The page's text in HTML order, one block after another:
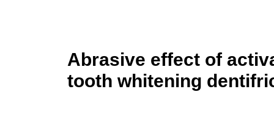
Abrasive effect of
tooth whitening